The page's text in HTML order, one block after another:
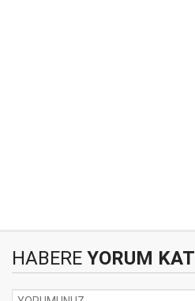
HABERE YORUM KAT